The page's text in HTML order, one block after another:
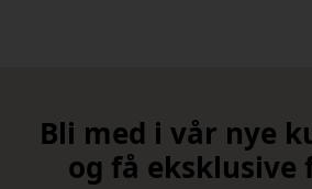
Bli med i vår nye
og få eksklusive